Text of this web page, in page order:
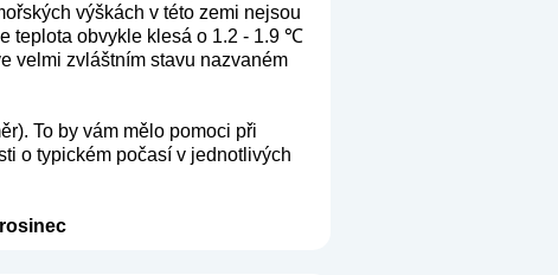
výškách v této zemi nejsou
teplota obvykle klesá o 1.2 - 1.9 ℃
velmi zvláštním stavu nazvaném
To by vám mělo pomoci při
o typickém počasí v jednotlivých